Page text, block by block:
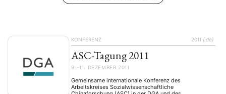
KONFERENZ 2011 {:de}
ASC-Tagung 2011
9.–11. DEZEMBER 2011
Gemeinsame internationale Konferenz des
Arbeitskreises Sozialwissenschaftliche